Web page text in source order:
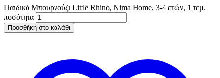
Παιδικό Μπουρνούζι Little Rhino, Nima Home, 3-4 ετών, 1 τεμ.
ποσότητα
Προσθήκη στο καλάθι